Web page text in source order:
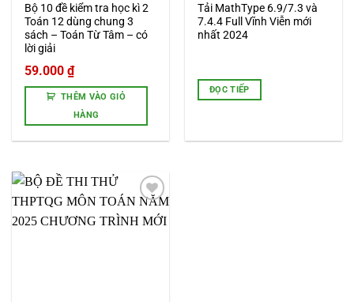
Bộ 10 đề kiểm tra học kì 2
Toán 12 dùng chung 3
sách – Toán Từ Tâm – có
lời giải
59.000₫
THÊM VÀO GIỎ
HÀNG
Tải MathType 6.9/7.3 và
7.4.4 Full Vĩnh Viễn mới
nhất 2024
ĐỌC TIẾP
Add to
wishlist